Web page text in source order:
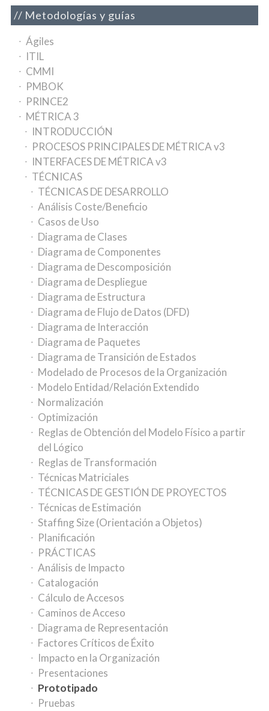
Metodologías y guías
Ágiles
ITIL
CMMI
PMBOK
PRINCE2
MÉTRICA 3
INTRODUCCIÓN
PROCESOS PRINCIPALES DE MÉTRICA v3
INTERFACES DE MÉTRICA v3
TÉCNICAS
TÉCNICAS DE DESARROLLO
Análisis Coste/Beneficio
Casos de Uso
Diagrama de Clases
Diagrama de Componentes
Diagrama de Descomposición
Diagrama de Despliegue
Diagrama de Estructura
Diagrama de Flujo de Datos (DFD)
Diagrama de Interacción
Diagrama de Paquetes
Diagrama de Transición de Estados
Modelado de Procesos de la Organización
Modelo Entidad/Relación Extendido
Normalización
Optimización
Reglas de Obtención del Modelo Físico a partir
del Lógico
Reglas de Transformación
Técnicas Matriciales
TÉCNICAS DE GESTIÓN DE PROYECTOS
Técnicas de Estimación
Staffing Size (Orientación a Objetos)
Planificación
PRÁCTICAS
Análisis de Impacto
Catalogación
Cálculo de Accesos
Caminos de Acceso
Diagrama de Representación
Factores Críticos de Éxito
Impacto en la Organización
Presentaciones
Prototipado
Pruebas